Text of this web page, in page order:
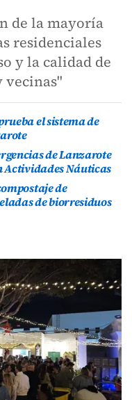
de la mayoría
residenciales
y la calidad de
vecinas"
el sistema de
de Lanzarote
Actividades Náuticas
de
de biorresiduos